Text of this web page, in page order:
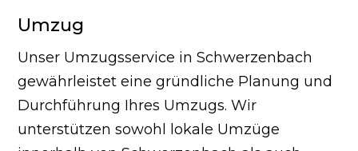
Umzug
Unser Umzugsservice in Schwerzenbach
gewährleistet eine gründliche Planung und
Durchführung Ihres Umzugs. Wir
unterstützen sowohl lokale Umzüge